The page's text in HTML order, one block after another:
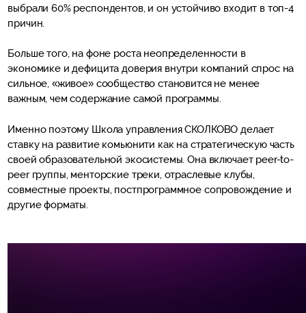
выбрали 60% респондентов, и он устойчиво входит в топ-4
причин.
Больше того, на фоне роста неопределенности в
экономике и дефицита доверия внутри компаний спрос на
сильное, «живое» сообщество становится не менее
важным, чем содержание самой программы.
Именно поэтому Школа управления СКОЛКОВО делает
ставку на развитие комьюнити как на стратегическую часть
своей образовательной экосистемы. Она включает peer-to-
peer группы, менторские треки, отраслевые клубы,
совместные проекты, постпрограммное сопровождение и
другие форматы.